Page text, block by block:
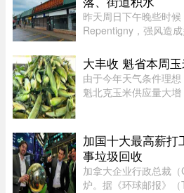
昨天周日下午晚些时
Repentigny，强风造成
体上的多个现场影像，
型龙卷风”，但目前尚
大丰收 魁省本周
由于今年天气条件理
魁北克玉米供应量大
人David Côté表示， ...
加国十大最高薪打
事垃圾回收
加拿大企业行政总裁
炉。据《环球邮报》